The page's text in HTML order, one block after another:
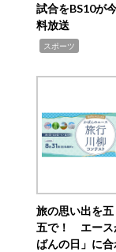
試合をBS10が
料放送
スポーツ
旅の思い出を五
五で！ エース
ばんの日」に